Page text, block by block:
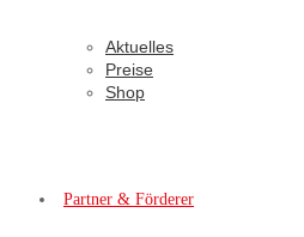
Aktuelles
Preise
Shop
Partner & Förderer